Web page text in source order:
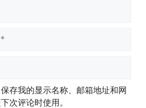
存我的显示名称、邮箱地址和网
次评论时使用。